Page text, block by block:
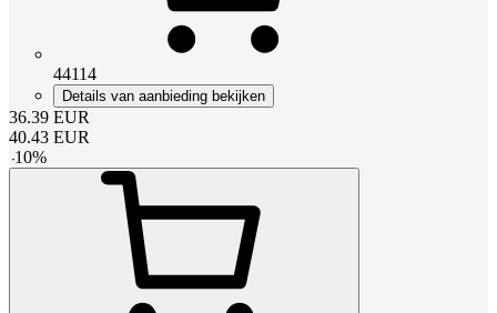
44114
Details van aanbieding bekijken
36.39 EUR
40.43 EUR
-10%